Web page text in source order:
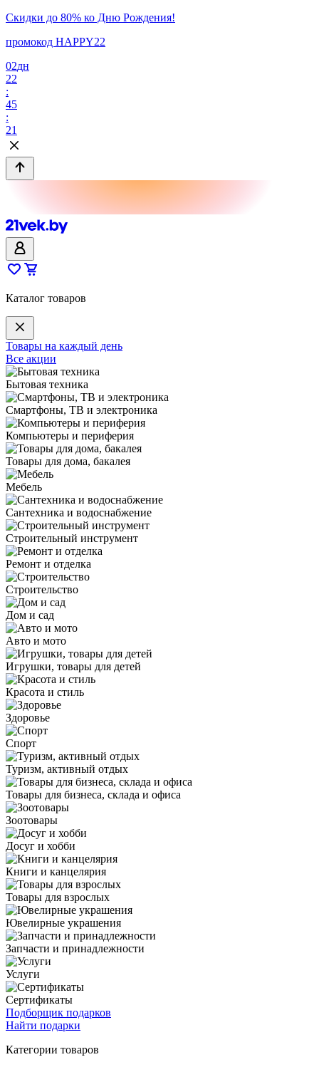
Скидки до 80% ко Дню Рождения!
промокод HAPPY22
02дн
22
:
45
:
21
Каталог товаров
Товары на каждый день
Все акции
Бытовая техника
Смартфоны, ТВ и электроника
Компьютеры и периферия
Товары для дома, бакалея
Мебель
Сантехника и водоснабжение
Строительный инструмент
Ремонт и отделка
Строительство
Дом и сад
Авто и мото
Игрушки, товары для детей
Красота и стиль
Здоровье
Спорт
Туризм, активный отдых
Товары для бизнеса, склада и офиса
Зоотовары
Досуг и хобби
Книги и канцелярия
Товары для взрослых
Ювелирные украшения
Запчасти и принадлежности
Услуги
Сертификаты
Подборщик подарков
Найти подарки
Категории товаров